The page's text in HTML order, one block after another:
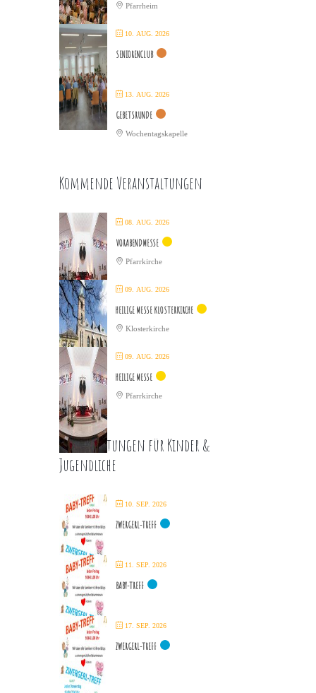
Pfarrheim
10. AUG. 2026
SENIORENCLUB
13. AUG. 2026
GEBETSRUNDE
Wochentagskapelle
Kommende Veranstaltungen
08. AUG. 2026
VORABENDMESSE
Pfarrkirche
09. AUG. 2026
HEILIGE MESSE KLOSTERKIRCHE
Klosterkirche
09. AUG. 2026
HEILIGE MESSE
Pfarrkirche
Veranstaltungen für Kinder &
Jugendliche
10. SEP. 2026
ZWERGERL-TREFF
11. SEP. 2026
BABY-TREFF
17. SEP. 2026
ZWERGERL-TREFF